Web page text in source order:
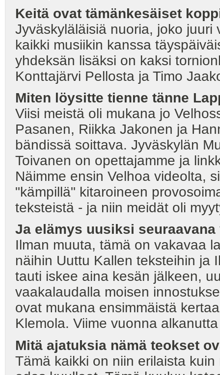
Keitä ovat tämänkesäiset
Jyväskyläläisiä nuoria, joko
kaikki musiikin kanssa
yhdeksän lisäksi on kaksi
Konttajärvi Pellosta ja Timo
Miten löysitte tienne tänne
Viisi meistä oli mukana jo
Pasanen, Riikka Jakonen ja
bändissä soittava. Jyväskylän
Toivanen on opettajamme ja
Näimme ensin Velhoa videolta,
"kämpillä" kitaroineen
teksteistä - ja niin meidät oli
Ja elämys uusiksi seuraavana
Ilman muuta, tämä on vakavaa
näihin Uuttu Kallen teksteihin ja
tauti iskee aina kesän jälkeen,
vaakalaudalla moisen
ovat mukana ensimmäistä
Klemola. Viime vuonna
Mitä ajatuksia nämä teokset
Tämä kaikki on niin erilaista